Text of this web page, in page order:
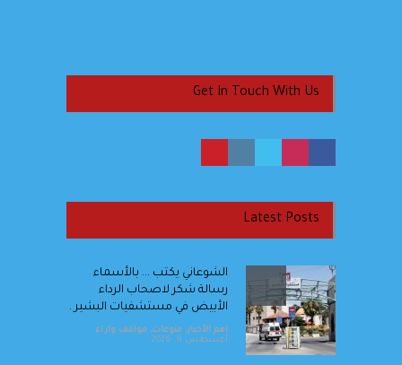
Get In Touch With Us
Latest Posts
الشوعاني يكتب ... بالأسماء
رسالة شكر لاصحاب الرداء
الأبيض في مستشفيات البشير .
اهم الأخبار, منوعات, مواقف واراء
أغسطس 9, 2026